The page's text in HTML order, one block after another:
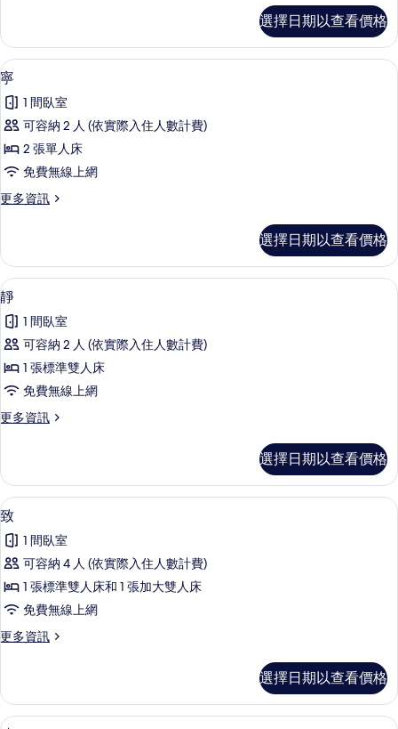
詳
情
選擇日期以查看價格
顯
示
寧
的
所
相
寧 | 高級寢具、舒適加層、書桌、筆電
寧
1 間臥室
可容納 2 人 (依實際入住人數計費)
2 張單人床
免費無線上網
更多資訊
更
詳
情
選擇日期以查看價格
顯
示
靜
的
所
相
靜 | 高級寢具、舒適加層、書桌、筆電
靜
1 間臥室
可容納 2 人 (依實際入住人數計費)
1 張標準雙人床
免費無線上網
更多資訊
更
詳
情
選擇日期以查看價格
顯
示
致
的
所
相
致 | 高級寢具、舒適加層、書桌、筆電
致
1 間臥室
可容納 4 人 (依實際入住人數計費)
1 張標準雙人床和 1 張加大雙人床
免費無線上網
更多資訊
更
詳
情
選擇日期以查看價格
遠 | 高級寢具、舒適加層、書桌、筆電